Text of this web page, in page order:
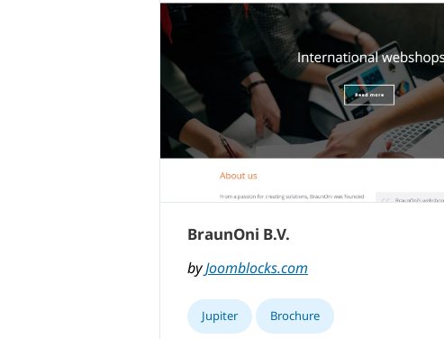
BraunOni B.V.
byJoomblocks.com
Jupiter Brochure